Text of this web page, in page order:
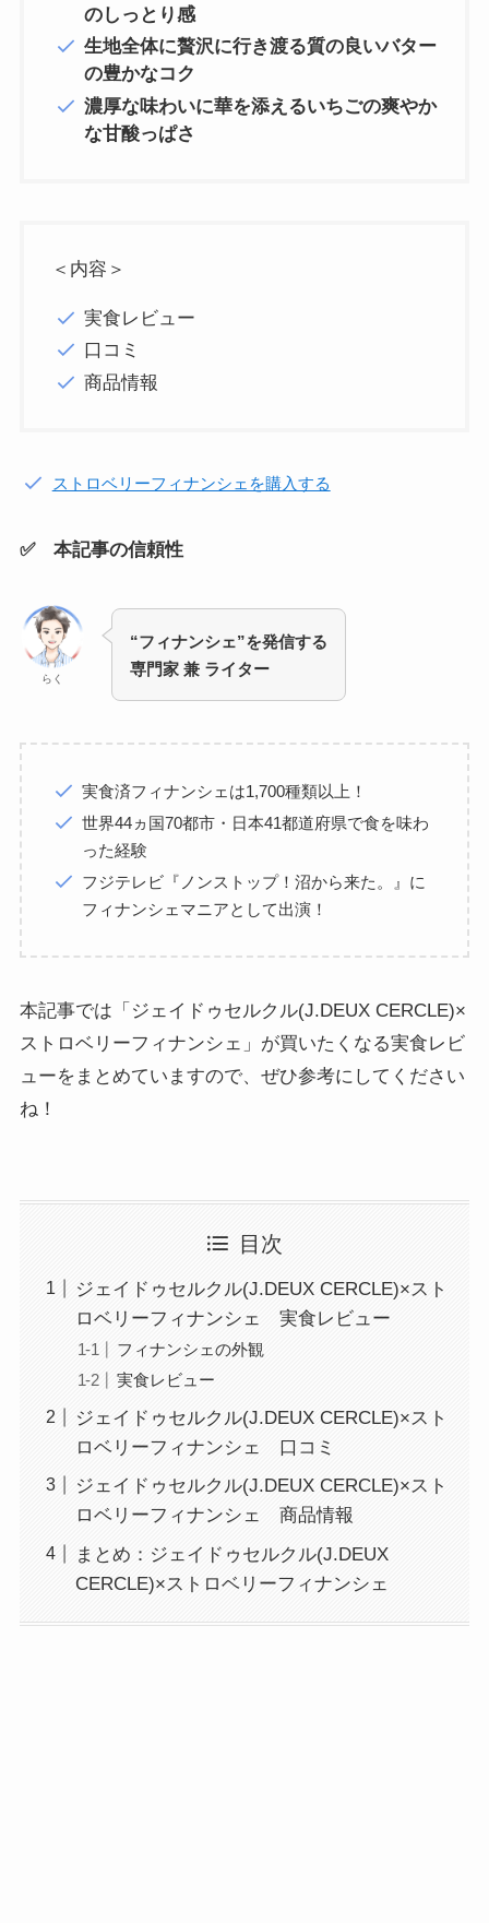
のしっとり感
生地全体に贅沢に行き渡る質の良いバター
の豊かなコク
濃厚な味わいに華を添えるいちごの爽やか
な甘酸っぱさ
＜内容＞
実食レビュー
口コミ
商品情報
ストロベリーフィナンシェを購入する
✅ 本記事の信頼性
らく
“フィナンシェ”を発信する
専門家 兼 ライター
実食済フィナンシェは1,700種類以上！
世界44ヵ国70都市・日本41都道府県で食を味わ
った経験
フジテレビ『ノンストップ！沼から来た。』に
フィナンシェマニアとして出演！
本記事では「ジェイドゥセルクル(J.DEUX CERCLE)×
ストロベリーフィナンシェ」が買いたくなる実食レビ
ューをまとめていますので、ぜひ参考にしてください
ね！
目次
ジェイドゥセルクル(J.DEUX CERCLE)×スト
ロベリーフィナンシェ 実食レビュー
フィナンシェの外観
実食レビュー
ジェイドゥセルクル(J.DEUX CERCLE)×スト
ロベリーフィナンシェ 口コミ
ジェイドゥセルクル(J.DEUX CERCLE)×スト
ロベリーフィナンシェ 商品情報
まとめ：ジェイドゥセルクル(J.DEUX
CERCLE)×ストロベリーフィナンシェ